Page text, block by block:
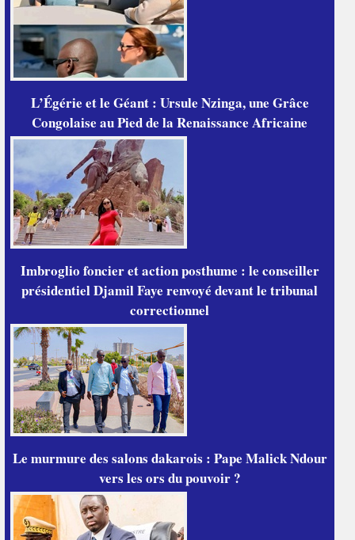
L’Égérie et le Géant : Ursule Nzinga, une Grâce
Congolaise au Pied de la Renaissance Africaine
Imbroglio foncier et action posthume : le conseiller
présidentiel Djamil Faye renvoyé devant le tribunal
correctionnel
Le murmure des salons dakarois : Pape Malick Ndour
vers les ors du pouvoir ?